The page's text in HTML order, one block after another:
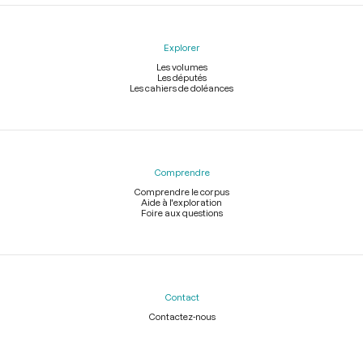
Explorer
Les volumes
Les députés
Les cahiers de doléances
Comprendre
Comprendre le corpus
Aide à l'exploration
Foire aux questions
Contact
Contactez-nous